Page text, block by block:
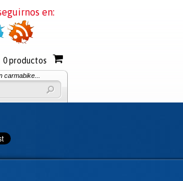
carmabike...
en:
0 productos